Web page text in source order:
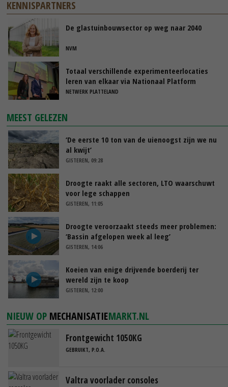
KENNISPARTNERS
De glastuinbouwsector op weg naar 2040
NVM
Totaal verschillende experimenteerlocaties
leren van elkaar via Nationaal Platform
NETWERK PLATTELAND
MEEST GELEZEN
‘De eerste 10 ton van de uienoogst zijn we nu
al kwijt’
GISTEREN, 09:28
Droogte raakt alle sectoren, LTO waarschuwt
voor lege schappen
GISTEREN, 11:05
Droogte veroorzaakt steeds meer problemen:
‘Bassin afgelopen week al leeg’
GISTEREN, 14:06
Koeien van enige drijvende boerderij ter
wereld zijn te koop
GISTEREN, 12:00
NIEUW OP MECHANISATIEMARKT.NL
Frontgewicht 1050KG
GEBRUIKT, P.O.A.
Valtra voorlader consoles